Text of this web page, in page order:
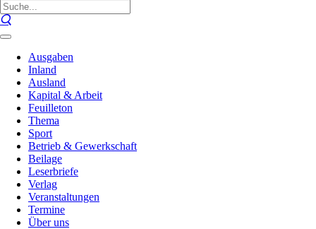
Ausgaben
Inland
Ausland
Kapital & Arbeit
Feuilleton
Thema
Sport
Betrieb & Gewerkschaft
Beilage
Leserbriefe
Verlag
Veranstaltungen
Termine
Über uns